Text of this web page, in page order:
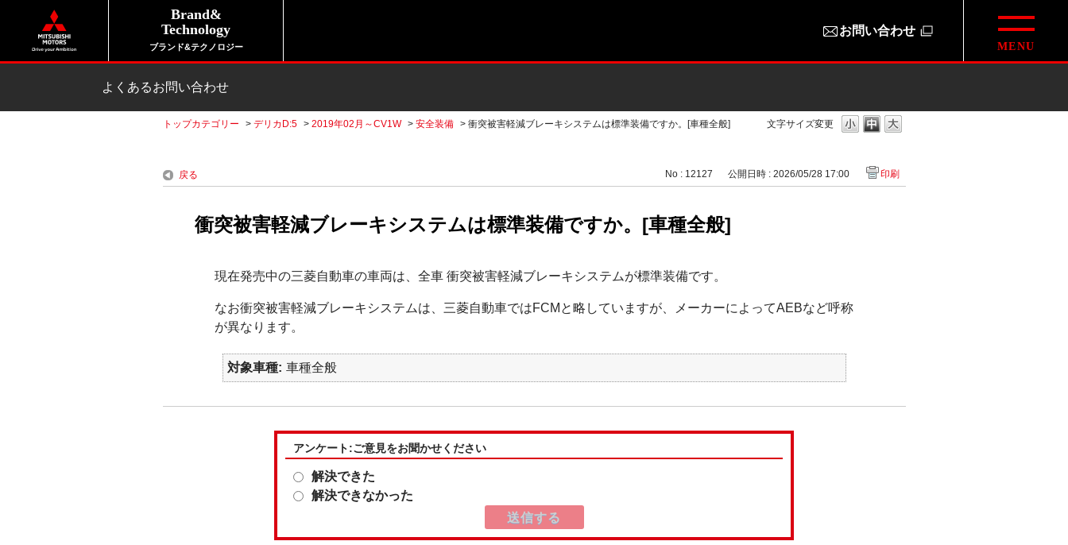
Brand&
Technology
ブランド&テクノロジー
お問い合わせ
よくあるお問い合わせ
文字サイズ変更
トップカテゴリー > デリカD:5 > 2019年02月～CV1W > 安全装備 > 衝突被害軽減ブレーキシステムは標準装備ですか。[車種全般]
戻る No : 12127 公開日時 : 2026/05/28 17:00 印刷
衝突被害軽減ブレーキシステムは標準装備ですか。[車種全般]
現在発売中の三菱自動車の車両は、全車 衝突被害軽減ブレーキシステムが標準装備です。
なお衝突被害軽減ブレーキシステムは、三菱自動車ではFCMと略していますが、メーカーによってAEBなど呼称
が異なります。
対象車種 車種全般
アンケート:ご意見をお聞かせください
解決できた
解決できなかった